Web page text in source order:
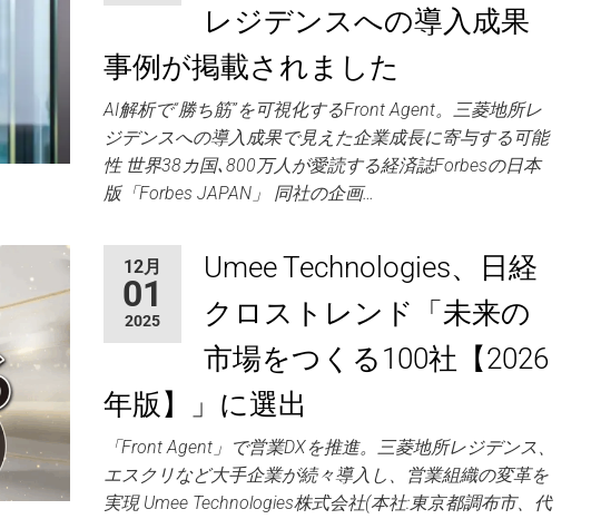
レジデンスへの導入成果
事例が掲載されました
AI解析で“勝ち筋”を可視化するFront Agent。三菱地所レ
ジデンスへの導入成果で見えた企業成長に寄与する可能
性 世界38カ国､800万人が愛読する経済誌Forbesの日本
版「Forbes JAPAN」 同社の企画…
12月
01
2025
Umee Technologies、日経
クロストレンド「未来の
市場をつくる100社【2026
年版】」に選出
「Front Agent」で営業DXを推進。三菱地所レジデンス、
エスクリなど大手企業が続々導入し、営業組織の変革を
実現 Umee Technologies株式会社(本社:東京都調布市、代